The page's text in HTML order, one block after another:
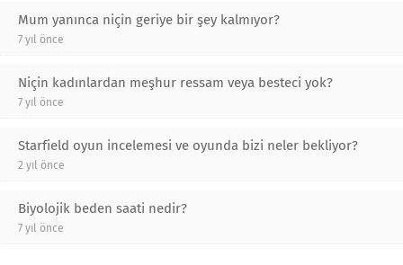
Mum yanınca niçin geriye bir şey kalmıyor?
7 yıl önce
Niçin kadınlardan meşhur ressam veya besteci yok?
7 yıl önce
Starfield oyun incelemesi ve oyunda bizi neler bekliyor?
2 yıl önce
Biyolojik beden saati nedir?
7 yıl önce